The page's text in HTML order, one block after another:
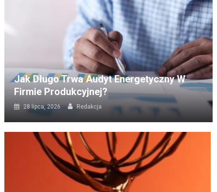
Jak Długo Trwa Audyt Energetyczny W
Firmie Produkcyjnej?
28 lipca, 2026 Redakcja